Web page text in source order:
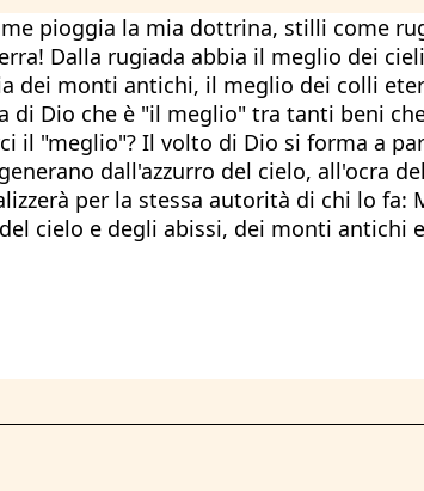
pioggia la mia dottrina, stilli come
Dalla rugiada abbia il meglio dei
dei monti antichi, il meglio dei colli
Dio che è "il meglio" tra tanti beni
il "meglio"? Il volto di Dio si forma a
dall'azzurro del cielo, all'ocra
per la stessa autorità di chi lo
cielo e degli abissi, dei monti antichi